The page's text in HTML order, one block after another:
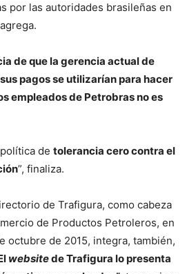
por las autoridades brasileñas en
de que la gerencia actual de
pagos se utilizarían para hacer
empleados de Petrobras no es
de tolerancia cero contra el
”, finaliza.
de Trafigura, como cabeza
de Productos Petroleros, en
octubre de 2015, integra, también,
websitede Trafigura lo presenta